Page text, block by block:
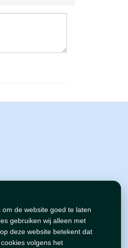
de website goed te laten
gebruiken wij alleen met
deze website betekent dat
volgens het